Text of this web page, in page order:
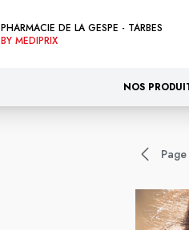
PHARMACIE DE LA GESPE - TARBES
BY MEDIPRIX
NOS